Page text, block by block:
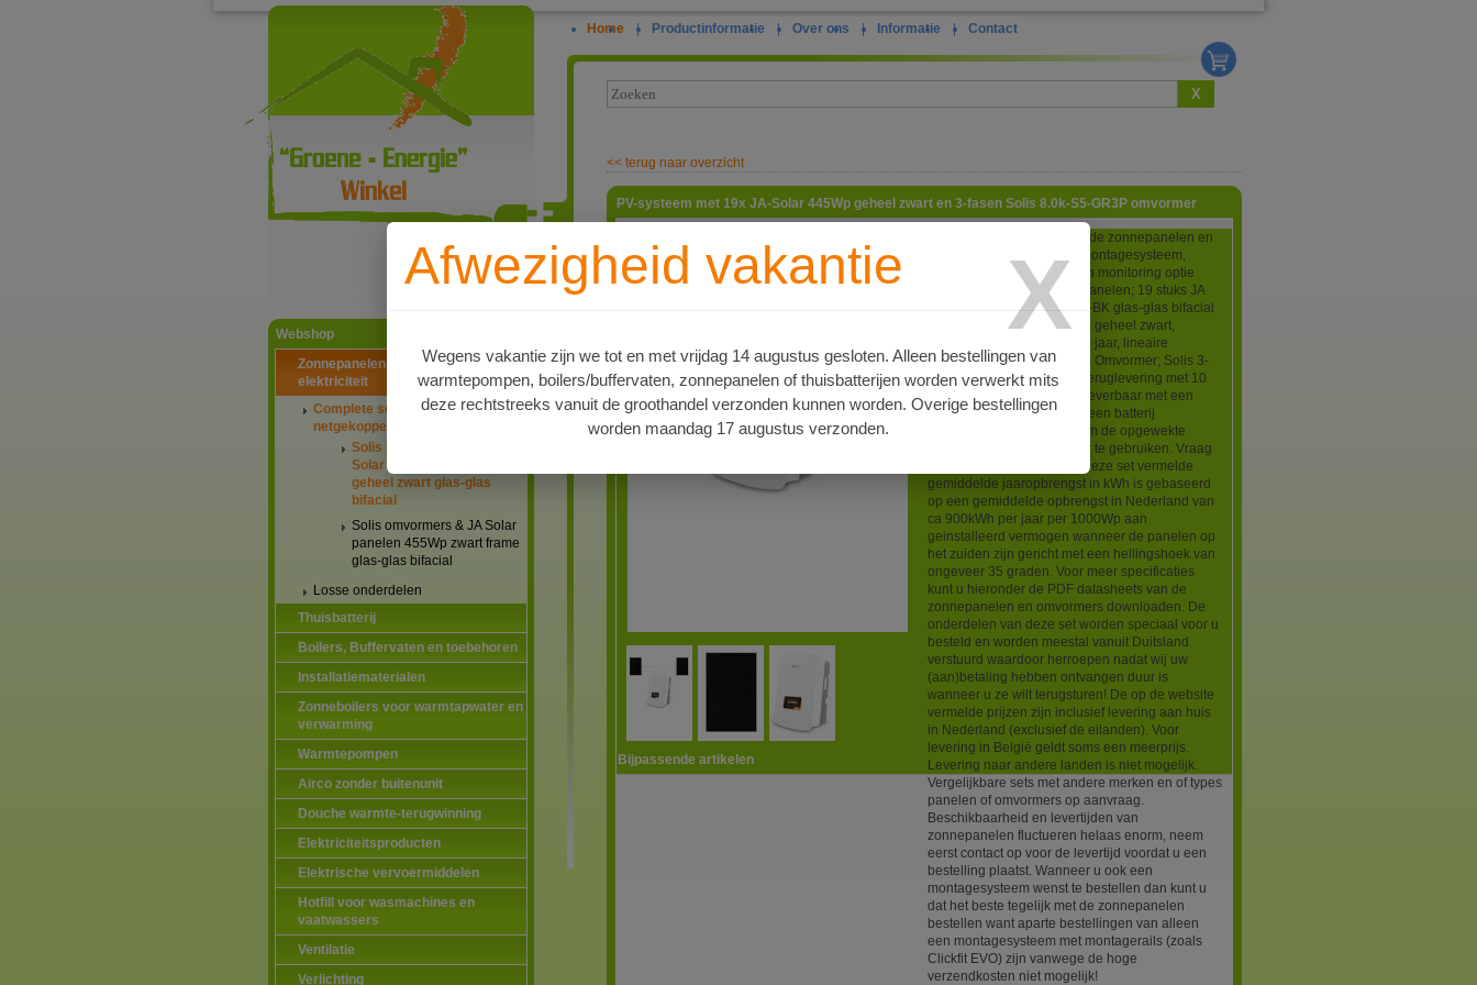
Ga naar productinformatie
Webshop
Zonnepanelen PV-systemen
elektriciteit
Complete setaanbiedingen
netgekoppeld
Solis omvormers & JA
Solar panelen 445Wp
geheel zwart glas-glas
bifacial
Solis omvormers & JA Solar
panelen 455Wp zwart frame
glas-glas bifacial
Losse onderdelen
Thuisbatterij
Boilers, Buffervaten en toebehoren
Installatiematerialen
Zonneboilers voor warmtapwater en
verwarming
Warmtepompen
Airco zonder buitenunit
Douche warmte-terugwinning
Elektriciteitsproducten
Elektrische vervoermiddelen
Hotfill voor wasmachines en
vaatwassers
Ventilatie
Verlichting
Home | Productinformatie | Over ons | Informatie | Contact
X
Afwezigheid vakantie X
Wegens vakantie zijn we tot en met vrijdag 14 augustus gesloten. Alleen bestellingen van
warmtepompen, boilers/buffervaten, zonnepanelen of thuisbatterijen worden verwerkt mits
deze rechtstreeks vanuit de groothandel verzonden kunnen worden. Overige bestellingen
worden maandag 17 augustus verzonden.
<< terug naar overzicht
PV-systeem met 19x JA-Solar 445Wp geheel zwart en 3-fasen Solis 8.0k-S5-GR3P omvormer
Deze set bestaat alleen uit de zonnepanelen en
de omvormer dus zonder montagesysteem,
bekabeling, connectoren en monitoring optie
voor de omvormer! Zonnepanelen; 19 stuks JA
Solar JAM54D41-445N-LB-BK glas-glas bifacial
445Wp, 1762x1134x30mm, geheel zwart,
fabrieks produktgarantie 25 jaar, lineaire
vermogensgarantie 30 jaar. Omvormer; Solis 3-
fasen 8.0k-S5-GR3P voor teruglevering met 10
jaar fabrieksgarantie. Ook leverbaar met een
hybride omvormer waarop een batterij
aangesloten kan worden om de opgewekte
energie op te slaan en later te gebruiken. Vraag
naar de meerprijs.* De bij deze set vermelde
gemiddelde jaaropbrengst in kWh is gebaseerd
op een gemiddelde opbrengst in Nederland van
ca 900kWh per jaar per 1000Wp aan
geinstalleerd vermogen wanneer de panelen op
het zuiden zijn gericht met een hellingshoek van
ongeveer 35 graden. Voor meer specificaties
kunt u hieronder de PDF datasheets van de
zonnepanelen en omvormers downloaden. De
onderdelen van deze set worden speciaal voor u
besteld en worden meestal vanuit Duitsland
verstuurd waardoor herroepen nadat wij uw
(aan)betaling hebben ontvangen duur is
wanneer u ze wilt terugsturen! De op de website
vermelde prijzen zijn inclusief levering aan huis
in Nederland (exclusief de eilanden). Voor
levering in België geldt soms een meerprijs.
Levering naar andere landen is niet mogelijk.
Vergelijkbare sets met andere merken en of types
panelen of omvormers op aanvraag.
Beschikbaarheid en levertijden van
zonnepanelen fluctueren helaas enorm, neem
eerst contact op voor de levertijd voordat u een
bestelling plaatst. Wanneer u ook een
montagesysteem wenst te bestellen dan kunt u
dat het beste tegelijk met de zonnepanelen
bestellen want aparte bestellingen van alleen
een montagesysteem met montagerails (zoals
Clickfit EVO) zijn vanwege de hoge
verzendkosten niet mogelijk!
Bijpassende artikelen